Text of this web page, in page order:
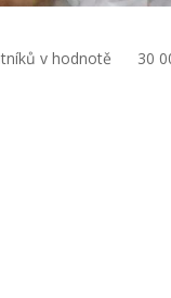
v hodnotě 30